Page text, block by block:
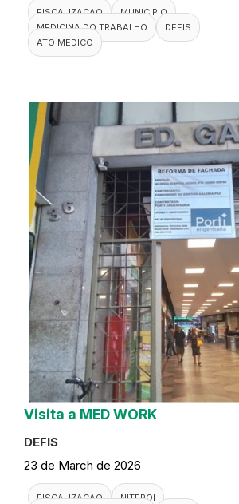
FISCALIZACAO
MUNICIPIO
MEDICINA DO TRABALHO
DEFIS
ATO MEDICO
Visita a MED WORK
DEFIS
23 de March de 2026
FISCALIZACAO
NITEROI